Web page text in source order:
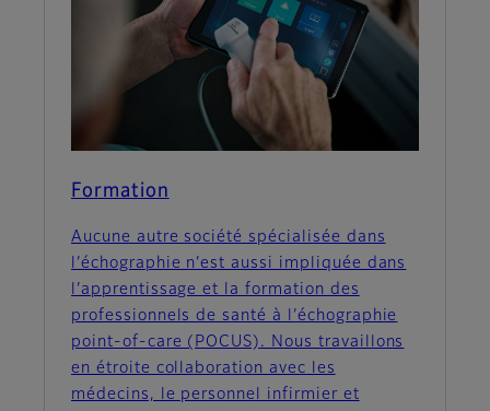
Formation
Aucune autre société spécialisée dans
l’échographie n’est aussi impliquée dans
l’apprentissage et la formation des
professionnels de santé à l’échographie
point-of-care (POCUS). Nous travaillons
en étroite collaboration avec les
médecins, le personnel infirmier et